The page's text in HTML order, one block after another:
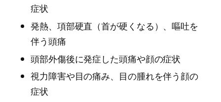
症状
発熱、項部硬直（首が硬くなる）、嘔吐を
伴う頭痛
頭部外傷後に発症した頭痛や顔の症状
視力障害や目の痛み、目の腫れを伴う顔の
症状